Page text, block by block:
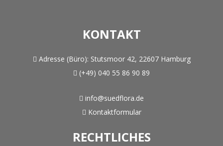
KONTAKT
Adresse (Büro): Stutsmoor 42, 22607 Hamburg
(+49) 040 55 86 90 89
info@suedflora.de
Kontaktformular
RECHTLICHES